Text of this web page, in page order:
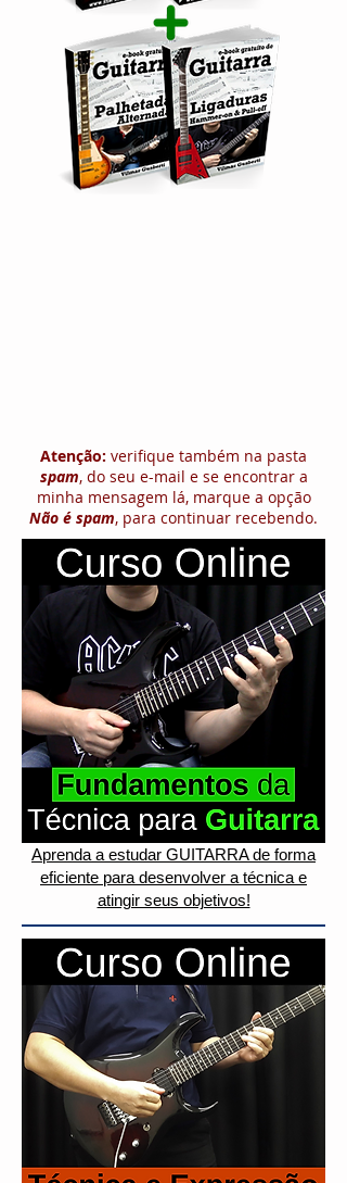
Atenção: verifique também na pasta
spam, do seu e-mail e se encontrar a
minha mensagem lá, marque a opção
Não é spam, para continuar recebendo.
Aprenda a estudar GUITARRA de forma
eficiente para desenvolver a técnica e
atingir seus objetivos!